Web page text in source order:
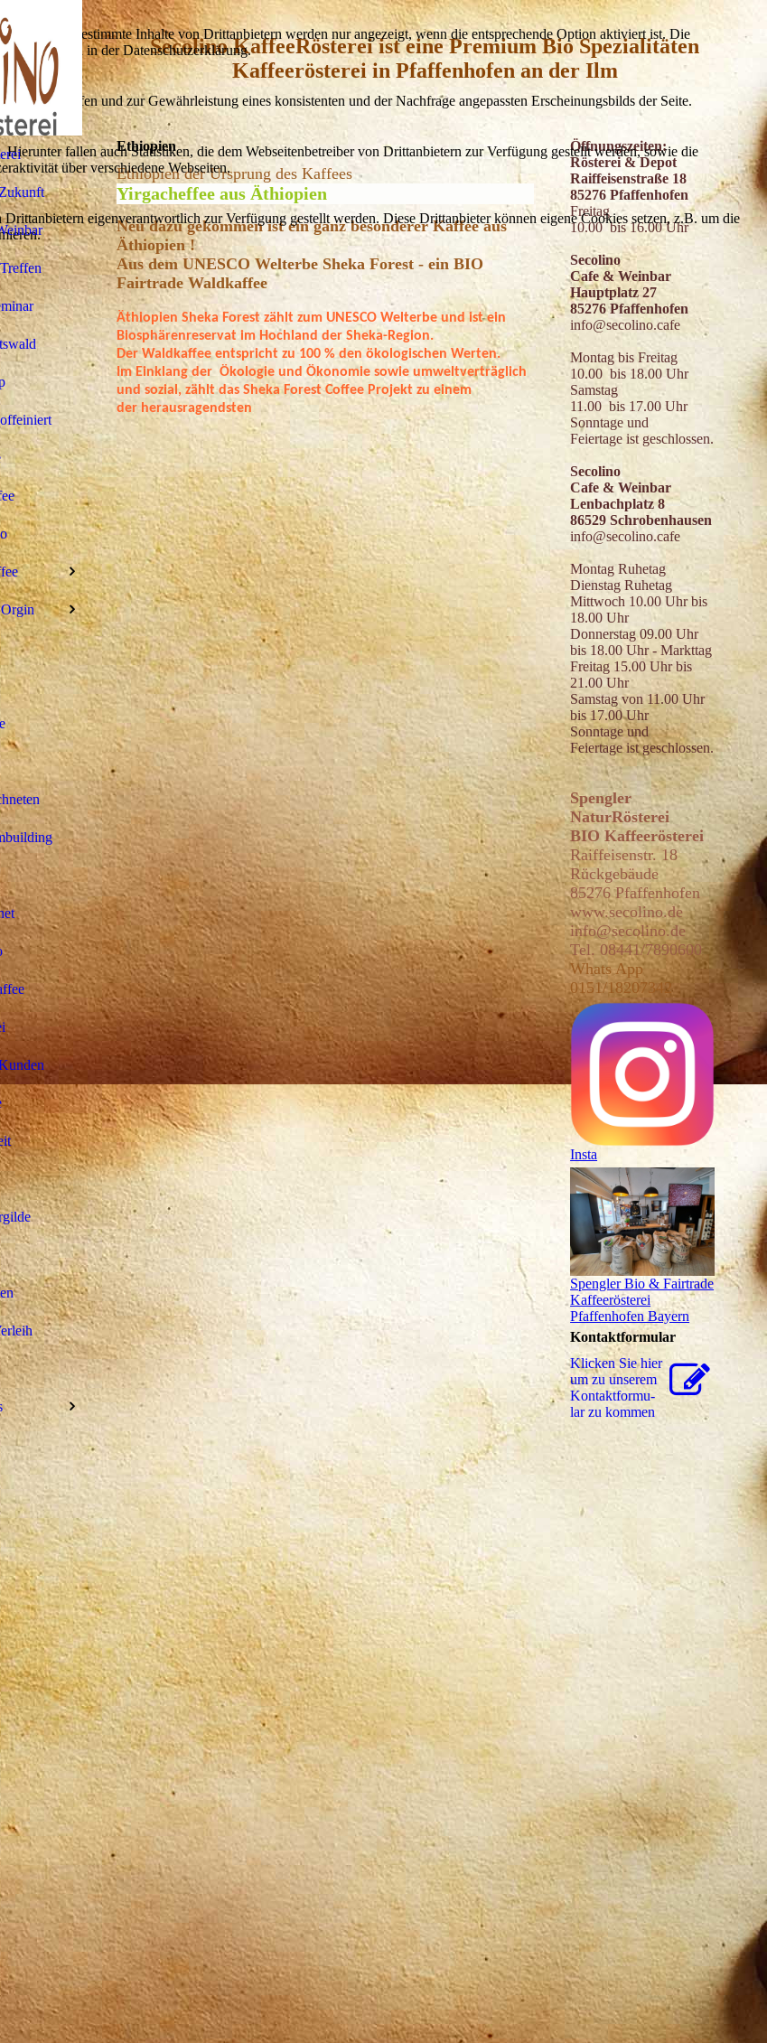
Secolino KaffeeRösterei ist eine Premium Bio Spezialitäten
Kaffeerösterei in Pfaffenhofen an der Ilm
Ethiopien
Ethiopien der Ursprung des Kaffees
Yirgacheffee aus Äthiopien
Neu dazu gekommen ist ein ganz besonderer Kaffee aus
Äthiopien !
Aus dem UNESCO Welterbe Sheka Forest - ein BIO
Fairtrade Waldkaffee
Äthiopien Sheka Forestzählt zum UNESCO Welterbe und ist ein
Biosphärenreservat im Hochland der Sheka-Region.
Der Waldkaffee entspricht zu 100 % den ökologischen Werten.
Im Einklang der Ökologie und Ökonomie sowie umweltverträglich
und sozial, zählt das Sheka ForestCoffee Projekt zu einem
der herausragendsten
Sheka Forest Wildkaffee Ernte Spengler Bio Kaffeerösterei Pfaffenhofen
Sheka Forest Wildkaffee Spengler Bio Kaffeerösterei Pfaffenhofen
Öffnungszeiten:
Rösterei & Depot
Raiffeisenstraße 18
85276 Pfaffenhofen
Freitag
10.00 bis 16.00 Uhr
Secolino
Cafe & Weinbar
Hauptplatz 27
85276 Pfaffenhofen
info@secolino.cafe
Montag bis Freitag
10.00 bis 18.00 Uhr
Samstag
11.00 bis 17.00 Uhr
Sonntage und
Feiertage ist geschlossen.
Secolino
Cafe & Weinbar
Lenbachplatz 8
86529 Schrobenhausen
info@secolino.cafe
Montag Ruhetag
Dienstag Ruhetag
Mittwoch 10.00 Uhr bis
18.00 Uhr
Donnerstag 09.00 Uhr
bis 18.00 Uhr - Markttag
Freitag 15.00 Uhr bis
21.00 Uhr
Samstag von 11.00 Uhr
bis 17.00 Uhr
Sonntage und
Feiertage ist geschlossen.
Spengler
NaturRösterei
BIO Kaffeerösterei
Raiffeisenstr. 18
Rückgebäude
85276 Pfaffenhofen
www.secolino.de
info@secolino.de
Tel. 08441/7890600
Whats App
0151/18207342
Insta
Spengler Bio & Fairtrade
Kaffeerösterei
Pfaffenhofen Bayern
Kontaktformular
Klicken Sie hier
um zu unserem
Kon­takt­for­mu­
lar zu kommen
zu bieten. Bestimmte Inhalte von Drittanbietern werden nur angezeigt, wenn die entsprechende Option aktiviert ist. Die
hierzu in der Datenschutzerklärung.
und zur Gewährleistung eines konsistenten und der Nachfrage angepassten Erscheinungsbilds der Seite.
fallen auch Statistiken, die dem Webseitenbetreiber von Drittanbietern zur Verfügung gestellt werden, sowie die
über verschiedene Webseiten.
eigenverantwortlich zur Verfügung gestellt werden. Diese Drittanbieter können eigene Cookies setzen, z.B. um die